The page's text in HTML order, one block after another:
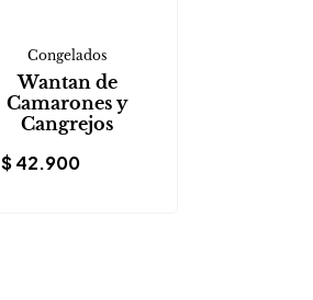
Congelados
Wantan de
Camarones y
Cangrejos
$42.900